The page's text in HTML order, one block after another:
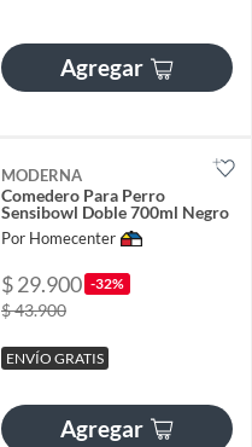
Agregar
MODERNA
Comedero Para Perro
Sensibowl Doble 700ml Negro
Por Homecenter
$ 29.900 -32%
$ 43.900
ENVÍO GRATIS
Agregar